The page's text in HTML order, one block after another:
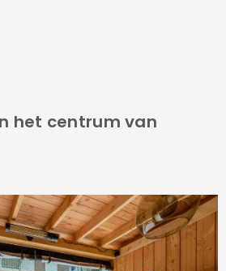
het centrum van